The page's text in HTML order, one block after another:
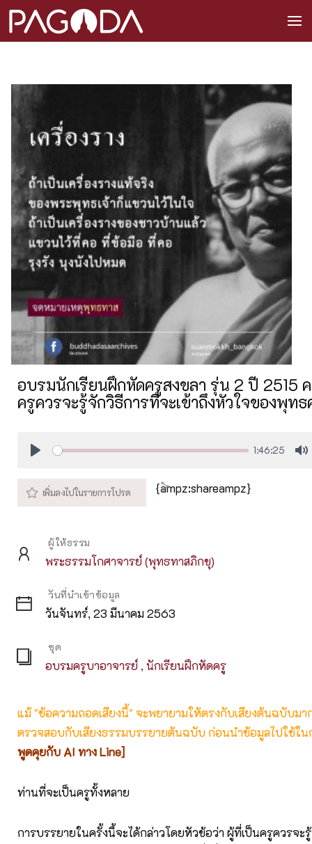
อบรมนักเรียนฝึกหัดครูสงขลา รุ่น 2 ปี 2515
ครูควรจะรู้จักวิธีการที่จะเข้าถึงหัวใจของพุท
1:46:25
{ampz:shareampz}
ผู้ให้ธรรม
พระธรรมโกศาจารย์ (พุทธทาสภิกขุ)
วันที่นำเข้าข้อมูล
วันจันทร์, 23 มีนาคม 2563
ชุด
อบรมครูบาอาจารย์ , นักเรียนฝึกหัดครู
แม้ "ข้อความถอดเสียงนี้" จะพยายามให้ตรงกับเสียงต้นฉบับม
ตรวจสอบกับเสียงธรรมบรรยายต้นฉบับ ก่อนนำข้อมูลไปใช้ใน
พูดคุยกับ AI ทาง Line]
ท่านที่จะเป็นครูทั้งหลาย
การบรรยายในครั้งนี้จะได้กล่าวโดยหัวข้อว่า ผู้ที่เป็นครูควรจะ